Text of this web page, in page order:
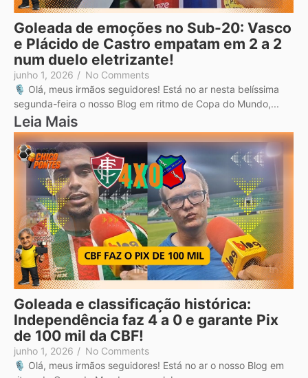
Goleada de emoções no Sub-20: Vasco
e Plácido de Castro empatam em 2 a 2
num duelo eletrizante!
junho 1, 2026 / No Comments
🎙️ Olá, meus irmãos seguidores! Está no ar nesta belíssima
segunda-feira o nosso Blog em ritmo de Copa do Mundo,...
Leia Mais
Goleada e classificação histórica:
Independência faz 4 a 0 e garante Pix
de 100 mil da CBF!
junho 1, 2026 / No Comments
🎙️ Olá, meus irmãos seguidores! Está no ar o nosso Blog em